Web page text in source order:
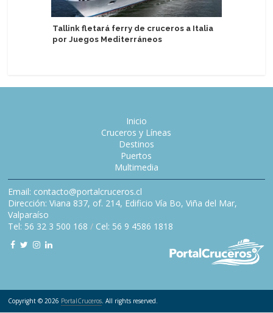
Tallink fletará ferry de cruceros a Italia
por Juegos Mediterráneos
Inicio
Cruceros y Líneas
Destinos
Puertos
Multimedia
Email: contacto@portalcruceros.cl
Dirección: Viana 837, of. 214, Edificio Vía Bo, Viña del Mar,
Valparaíso
Tel: 56 32 3 500 168 / Cel: 56 9 4586 1818
Copyright © 2026 PortalCruceros. All rights reserved.